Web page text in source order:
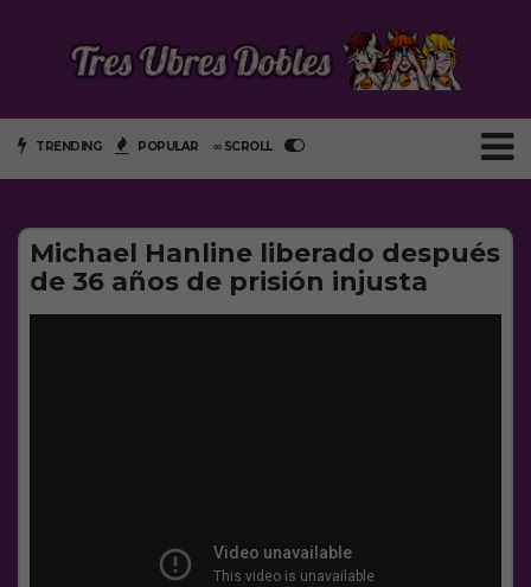
TRENDING POPULAR ∞ SCROLL
Michael Hanline liberado después
de 36 años de prisión injusta